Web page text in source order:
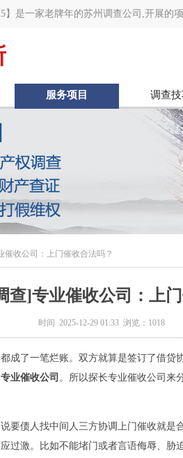
】是一家老牌年的苏州调查公司,开展
州婚姻外遇调查等等,手中数百例案例,相
服务项目 调查技
催收公司：上门催收合法吗？
查]专业催收公司：上
时间 2025-12-29 01:33 浏览：1018
成了一笔烂账。双方就算是签订了借贷
专业催收公司 。所以探长专业催收公司来
要债人找中间人三方协调上门催收就是
过激。比如不能堵门或者言语侮辱、胁